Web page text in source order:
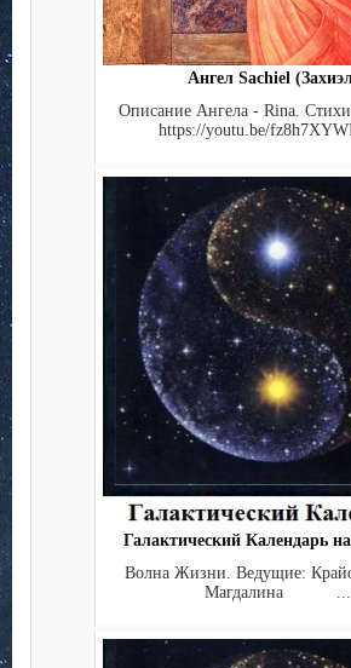
Ангел Sachiel
Описание Ангела - Rina.
https://youtu.be/
Галактический Календарь
Волна Жизни. Ведущие:
Магдалина ...